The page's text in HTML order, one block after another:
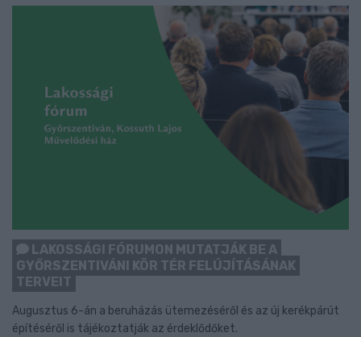
LAKOSSÁGI FÓRUMON MUTATJÁK BE A
GYŐRSZENTIVÁNI KÖR TÉR FELÚJÍTÁSÁNAK
TERVEIT
Augusztus 6-án a beruházás ütemezéséről és az új kerékpárút
építéséről is tájékoztatják az érdeklődőket.